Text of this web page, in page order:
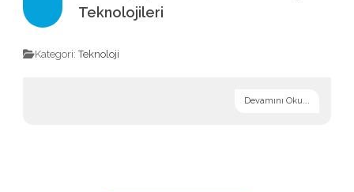
Teknolojileri
Kategori:Teknoloji
Devamını Oku...